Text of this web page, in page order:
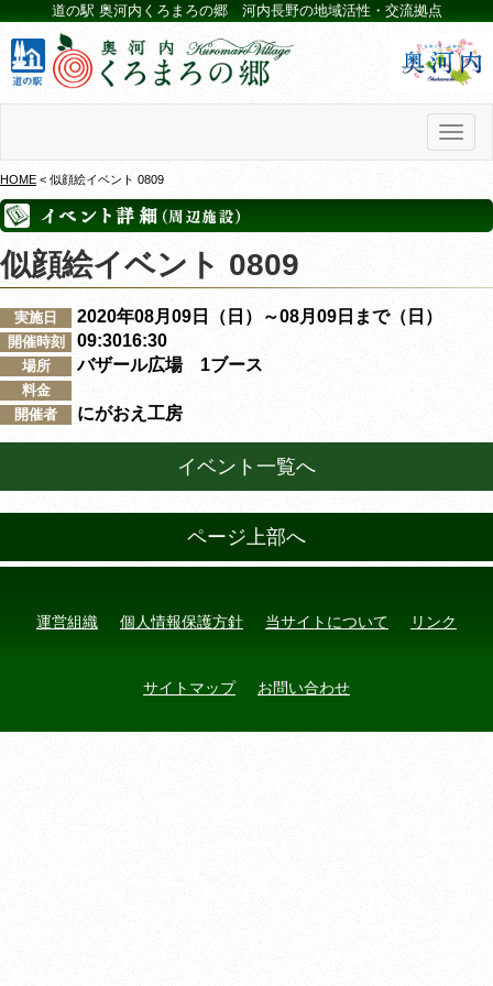
道の駅 奥河内くろまろの郷 河内長野の地域活性・交流拠点
HOME < 似顔絵イベント 0809
似顔絵イベント 0809
実施日 2020年08月09日（日）～08月09日まで（日）
開催時刻 09:3016:30
場所 バザール広場 1ブース
料金
開催者
にがおえ工房
イベント一覧へ
ページ上部へ
運営組織 個人情報保護方針 当サイトについて リンク
サイトマップ お問い合わせ